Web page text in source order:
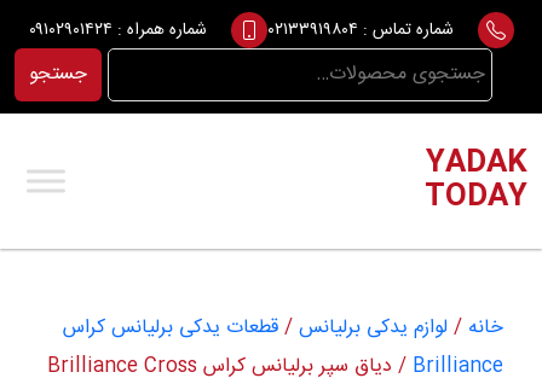
Skip
content
شماره تماس : ۰۲۱۳۳۹۱۹۸۰۴ شماره همراه : ۰۹۱۰۲۹۰۱۴۲۴
جستجو
برای:
جستجو
YADAK
TODAY
خانه / لوازم یدکی برلیانس/قطعات یدکی برلیانس کراس
Brilliance / دیاق سپر برلیانس کراس Brilliance Cross